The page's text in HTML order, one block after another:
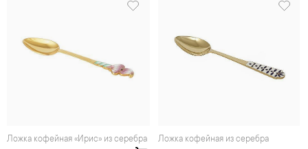
Ложка кофейная «Ирис» из серебра Ложка кофейная из серебра